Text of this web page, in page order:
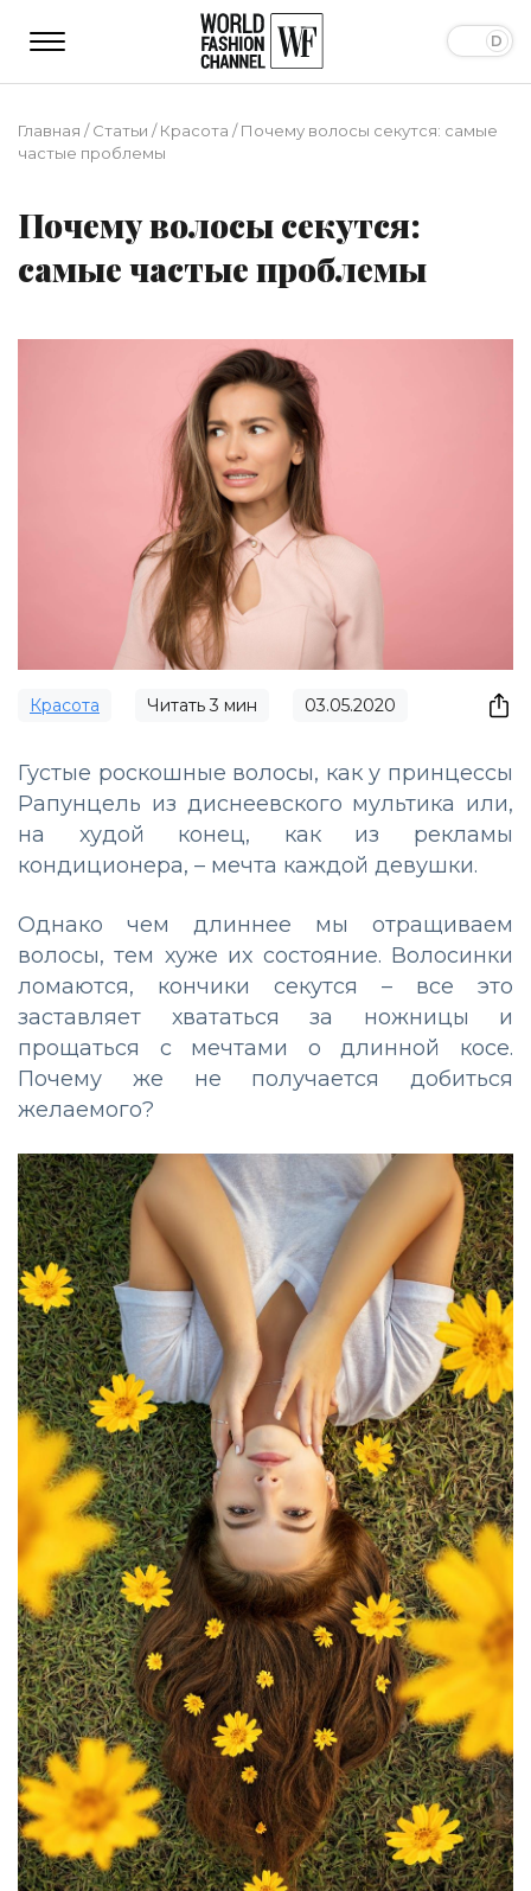
Главная /Статьи /Красота /Почему волосы секутся: самые
частые проблемы
Почему волосы секутся:
самые частые проблемы
Красота Читать3 мин 03.05.2020
Густые роскошные волосы, как у принцессы
Рапунцель из диснеевского мультика или,
на худой конец, как из рекламы
кондиционера, – мечта каждой девушки.
Однако чем длиннее мы отращиваем
волосы, тем хуже их состояние. Волосинки
ломаются, кончики секутся – все это
заставляет хвататься за ножницы и
прощаться с мечтами о длинной косе.
Почему же не получается добиться
желаемого?